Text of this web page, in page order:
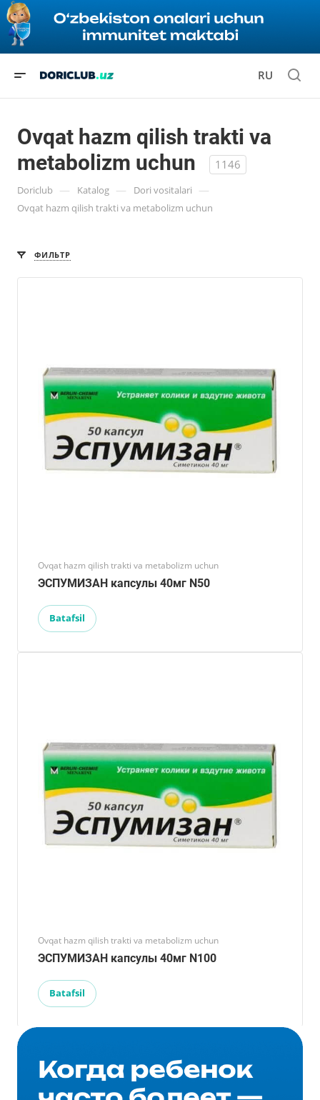
RU
Ovqat hazm qilish trakti va
metabolizm uchun
1146
Doriclub — Katalog — Dori vositalari —
Ovqat hazm qilish trakti va metabolizm uchun
ФИЛЬТР
Ovqat hazm qilish trakti va metabolizm uchun
ЭСПУМИЗАН капсулы 40мг N50
Batafsil
Ovqat hazm qilish trakti va metabolizm uchun
ЭСПУМИЗАН капсулы 40мг N100
Batafsil